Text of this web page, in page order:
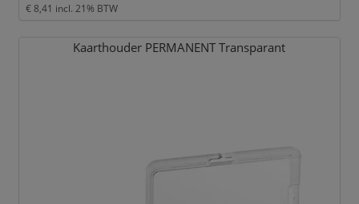
€ 8,41 incl. 21% BTW
Kaarthouder PERMANENT Transparant